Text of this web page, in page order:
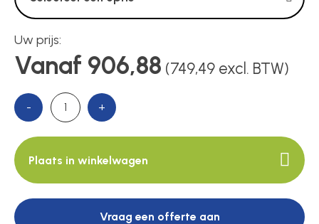
Voedingen
Over ons
Contact
Uw prijs:
Vanaf 906,88 (749,49 excl. BTW)
- +
Plaats in winkelwagen
Vraag een offerte aan